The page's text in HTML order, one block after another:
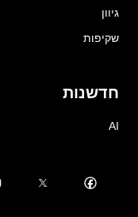
גיוון
שקיפות
חדשנות
AI